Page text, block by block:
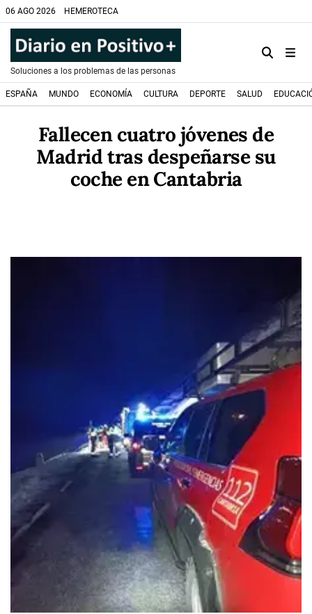
06 AGO 2026 HEMEROTECA
Soluciones a los problemas de las personas
ESPAÑA MUNDO ECONOMÍA CULTURA DEPORTE SALUD
Fallecen cuatro jóvenes de
Madrid tras despeñarse su
coche en Cantabria